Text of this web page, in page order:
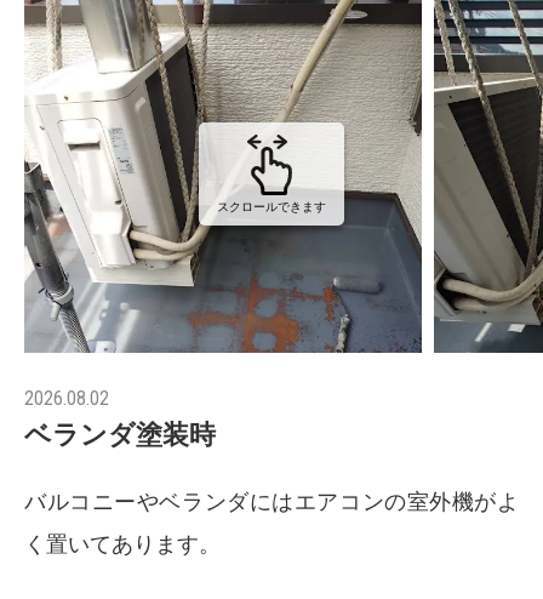
スクロールできます
2026.08.02
ベランダ塗装時
バルコニーやベランダにはエアコンの室外機がよ
く置いてあります。